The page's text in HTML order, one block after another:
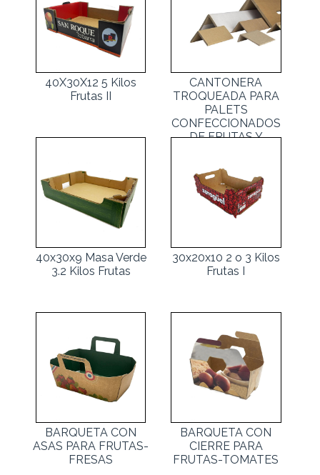
40X30X12 5 Kilos
Frutas II
CANTONERA
TROQUEADA PARA
PALETS
CONFECCIONADOS
DE FRUTAS Y
40x30x9 Masa Verde
3.2 Kilos Frutas
30x20x10 2 o 3 Kilos
Frutas I
BARQUETA CON
ASAS PARA FRUTAS-
FRESAS
BARQUETA CON
CIERRE PARA
FRUTAS-TOMATES